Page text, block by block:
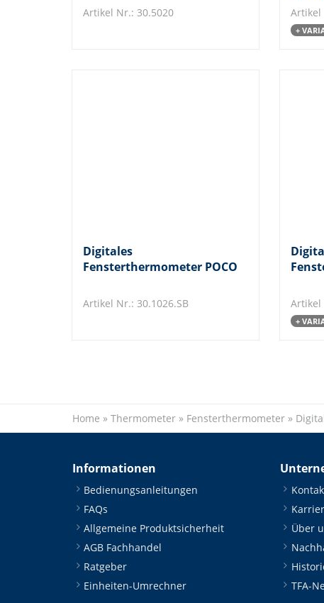
Artikel Nr.: 30.5020 Artikel
+
Digitales
Fensterthermometer POCO
Artikel Nr.: 30.1026.SB Artikel
+
Home » Thermometer » Fensterthermometer »
Informationen
Bedienungsanleitungen
FAQs
Allgemeine Produktsicherheit
AGB Fachhandel
Ratgeber
Einheiten-Umrechner
Über
TFA-